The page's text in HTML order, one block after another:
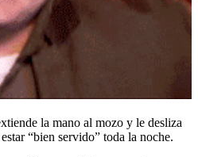
la mano al mozo y le desliza
“bien servido” toda la noche.